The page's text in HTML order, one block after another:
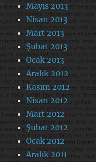
Mayıs 2013
Nisan 2013
Mart 2013
Şubat 2013
Ocak 2013
Aralık 2012
Kasım 2012
Nisan 2012
Mart 2012
Şubat 2012
Ocak 2012
Aralık 2011